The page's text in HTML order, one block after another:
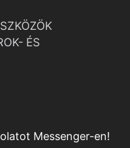
ÉS
Messenger-en!